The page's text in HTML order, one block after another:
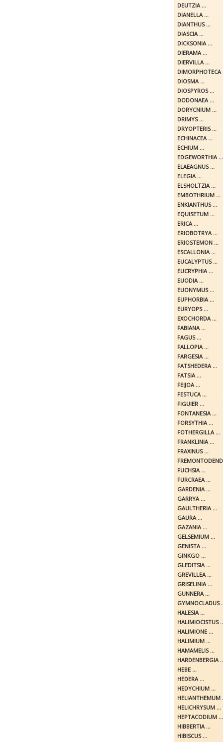
DEUTZIA ...
DIANELLA ...
DIANTHUS ...
DIASCIA ...
DICKSONIA ...
DIERAMA ...
DIERVILLA ...
DIMORPHOTECA
DIOSMA ...
DIOSPYROS ...
DODONAEA ...
DORYCNIUM ...
DRIMYS ...
DRYOPTERIS ...
ECHINACEA ...
ECHIUM ...
EDGEWORTHIA ...
ELAEAGNUS ...
ELEGIA ...
ELSHOLTZIA ...
EMBOTHRIUM ...
ENKIANTHUS ...
EQUISETUM ...
ERICA ...
ERIOBOTRYA ...
ERIOSTEMON ...
ESCALLONIA ...
EUCALYPTUS ...
EUCRYPHIA ...
EUODIA ...
EUONYMUS ...
EUPHORBIA ...
EURYOPS ...
EXOCHORDA ...
FABIANA ...
FAGUS ...
FALLOPIA ...
FARGESIA ...
FATSHEDERA ...
FATSIA ...
FEIJOA ...
FESTUCA ...
FIGUIER ...
FONTANESIA ...
FORSYTHIA ...
FOTHERGILLA ...
FRANKLINIA ...
FRAXINUS ...
FUCHSIA ...
FURCRAEA ...
GARDENIA ...
GARRYA ...
GAULTHERIA ...
GAURA ...
GAZANIA ...
GELSEMIUM ...
GENISTA ...
GINKGO ...
GLEDITSIA ...
GREVILLEA ...
GRISELINIA ...
GUNNERA ...
GYMNOCLADUS
HALESIA ...
HALIMIOCISTUS
HALIMIONE ...
HALIMIUM ...
HAMAMELIS ...
HARDENBERGIA
HEBE ...
HEDERA ...
HEDYCHIUM ...
HELIANTHEMUM
HELICHRYSUM ...
HEPTACODIUM ...
HIBBERTIA ...
HIBISCUS ...